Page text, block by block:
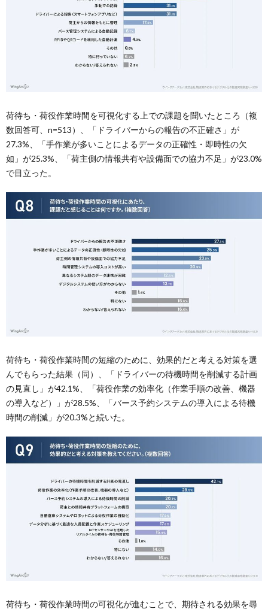
荷待ち・荷役作業時間を可視化する上での課題を聞いたところ（複
数回答可、n=513）、「ドライバーからの報告の不正確さ」が
27.3%、「手作業が多いことによるデータの正確性・即時性の欠
如」が25.3%、「荷主側の情報共有や設備面での協力不足」が23.0%
で目立った。
荷待ち・荷役作業時間の短縮のために、効果的だと考える対策を選
んでもらった結果（同）、「ドライバーの待機時間を削減する計画
の見直し」が42.1%、「荷役作業の効率化（作業手順の改善、機器
の導入など）」が28.5%、「バース予約システムの導入による待機
時間の削減」が20.3%と続いた。
荷待ち・荷役作業時間の可視化が進むことで、期待される効果を尋